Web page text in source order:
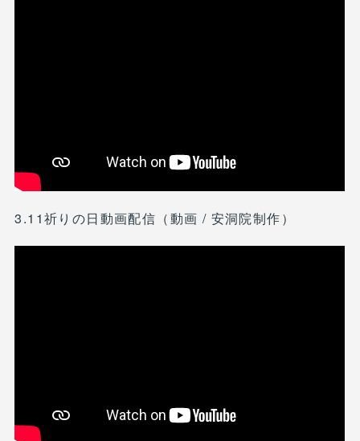
3.11祈りの日動画配信（動画 / 安洞院制作）